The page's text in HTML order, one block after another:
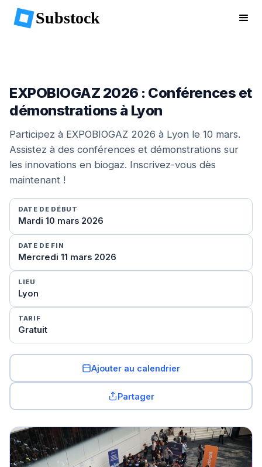
Substock
EXPOBIOGAZ 2026 : Conférences et
démonstrations à Lyon
Participez à EXPOBIOGAZ 2026 à Lyon le 10 mars.
Assistez à des conférences et démonstrations sur
les innovations en biogaz. Inscrivez-vous dès
maintenant !
DATE DE DÉBUT
Mardi 10 mars 2026
DATE DE FIN
Mercredi 11 mars 2026
LIEU
Lyon
TARIF
Gratuit
Ajouter au calendrier
Partager